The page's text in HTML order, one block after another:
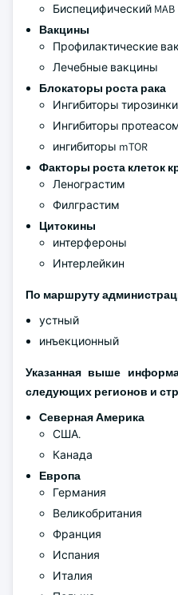
Биспецифический MAB
Вакцины
Профилактические
Лечебные вакцины
Блокаторы роста рака
Ингибиторы
Ингибиторы
ингибиторы mTOR
Факторы роста клеток
Ленограстим
Филграстим
Цитокины
интерфероны
Интерлейкин
По маршруту
устный
инъекционный
Указанная выше
следующих регионов и
Северная Америка
США.
Канада
Европа
Германия
Великобритания
Франция
Испания
Италия